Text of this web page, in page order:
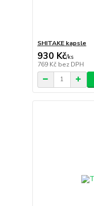
SHITAKE kapsle
930 Kč/ks
769 Kč bez DPH